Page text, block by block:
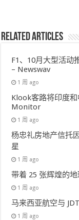
Related Articles
F1、10月大型活动
– Newswav
1 周 ago
Klook客路将印度
Monitor
1 周 ago
杨忠礼房地产信托
星
1 周 ago
带着 25 张辉煌的
1 周 ago
马来西亚航空与
1 周 ago